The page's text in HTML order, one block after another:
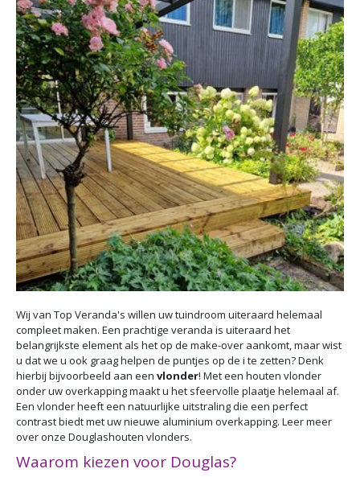
Wij van Top Veranda's willen uw tuindroom uiteraard helemaal
compleet maken. Een prachtige veranda is uiteraard het
belangrijkste element als het op de make-over aankomt, maar wist
u dat we u ook graag helpen de puntjes op de i te zetten? Denk
hierbij bijvoorbeeld aan een vlonder! Met een houten vlonder
onder uw overkapping maakt u het sfeervolle plaatje helemaal af.
Een vlonder heeft een natuurlijke uitstraling die een perfect
contrast biedt met uw nieuwe aluminium overkapping. Leer meer
over onze Douglashouten vlonders.
Waarom kiezen voor Douglas?